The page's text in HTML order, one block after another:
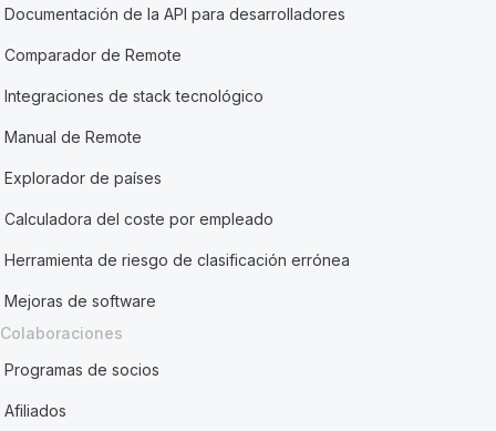
Documentación de la API para desarrolladores
Comparador de Remote
Integraciones de stack tecnológico
Manual de Remote
Explorador de países
Calculadora del coste por empleado
Herramienta de riesgo de clasificación errónea
Mejoras de software
Colaboraciones
Programas de socios
Afiliados